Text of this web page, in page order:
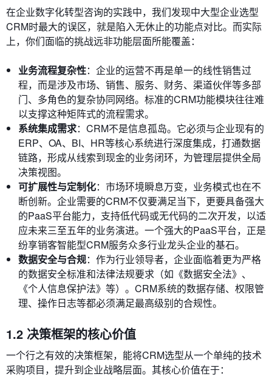
在企业数字化转型咨询的实践中，我们发现中大型企业选型
CRM时最大的误区，就是陷入无休止的功能点对比。而实际
上，你们面临的挑战远非功能层面所能覆盖：
业务流程复杂性：企业的运营不再是单一的线性销售过
程，而是涉及市场、销售、服务、财务、渠道伙伴等多部
门、多角色的复杂协同网络。标准的CRM功能模块往往难
以支撑这种矩阵式的流程需求。
系统集成需求：CRM不是信息孤岛。它必须与企业现有的
ERP、OA、BI、HR等核心系统进行深度集成，打通数据
链路，形成从线索到现金的业务闭环，为管理层提供全局
决策视图。
可扩展性与定制化：市场环境瞬息万变，业务模式也在不
断创新。企业需要的CRM不仅要满足当下，更要具备强大
的PaaS平台能力，支持低代码或无代码的二次开发，以适
应未来三至五年的业务演进。一个强大的PaaS平台，正是
纷享销客智能型CRM服务众多行业龙头企业的基石。
数据安全与合规：作为行业领导者，企业面临着更为严格
的数据安全标准和法律法规要求（如《数据安全法》、
《个人信息保护法》等）。CRM系统的数据存储、权限管
理、操作日志等都必须满足最高级别的合规性。
1.2 决策框架的核心价值
一个行之有效的决策框架，能将CRM选型从一个单纯的技术
采购项目，提升到企业战略层面。其核心价值在于：